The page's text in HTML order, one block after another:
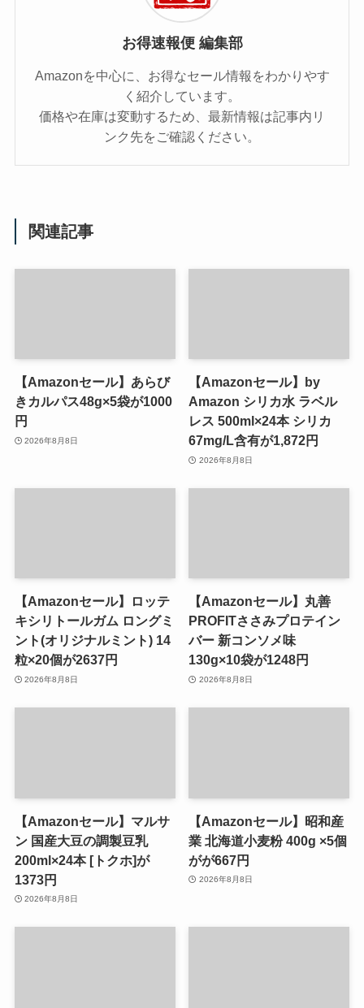
お得速報便 編集部
Amazonを中心に、お得なセール情報をわかりやす
く紹介しています。
価格や在庫は変動するため、最新情報は記事内リ
ンク先をご確認ください。
関連記事
【Amazonセール】あらび
きカルパス48g×5袋が1000
円
2026年8月8日
【Amazonセール】by
Amazon シリカ水 ラベル
レス 500ml×24本 シリカ
67mg/L含有が1,872円
2026年8月8日
【Amazonセール】ロッテ
キシリトールガム ロングミ
ント(オリジナルミント) 14
粒×20個が2637円
2026年8月8日
【Amazonセール】丸善
PROFITささみプロテイン
バー 新コンソメ味
130g×10袋が1248円
2026年8月8日
【Amazonセール】マルサ
ン 国産大豆の調製豆乳
200ml×24本 [トクホ]が
1373円
2026年8月8日
【Amazonセール】昭和産
業 北海道小麦粉 400g ×5個
がが667円
2026年8月8日